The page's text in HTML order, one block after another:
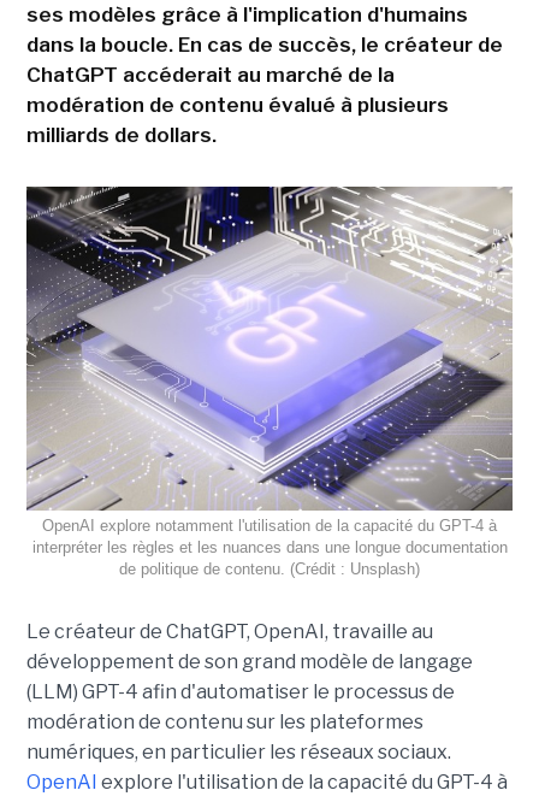
ses modèles grâce à l'implication d'humains
dans la boucle. En cas de succès, le créateur de
ChatGPT accéderait au marché de la
modération de contenu évalué à plusieurs
milliards de dollars.
OpenAI explore notamment l'utilisation de la capacité du GPT-4 à
interpréter les règles et les nuances dans une longue documentation
de politique de contenu. (Crédit : Unsplash)
Le créateur de ChatGPT, OpenAI, travaille au
développement de son grand modèle de langage
(LLM) GPT-4 afin d'automatiser le processus de
modération de contenu sur les plateformes
numériques, en particulier les réseaux sociaux.
OpenAI explore l'utilisation de la capacité du GPT-4 à